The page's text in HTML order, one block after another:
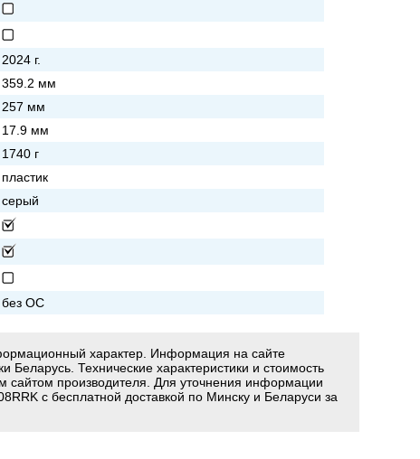
2024 г.
359.2 мм
257 мм
17.9 мм
1740 г
пластик
серый
без ОС
характер. Информация на сайте
Беларусь. Технические характеристики и стоимость
сайтом производителя. Для уточнения информации
с бесплатной доставкой по Минску и Беларуси за